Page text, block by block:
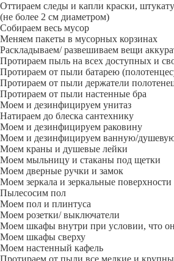
Оттираем следы и капли краски,
(не более 2 см диаметром)
Собираем весь мусор
Меняем пакеты в мусорных корзинах
Раскладываем/ развешиваем вещи
Протираем пыль на всех доступных и
Протираем от пыли батарею
Протираем от пыли держатели
Протираем от пыли настенные бра
Моем и дезинфицируем унитаз
Натираем до блеска сантехнику
Моем и дезинфицируем раковину
Моем и дезинфицируем ванную/
Моем краны и душевые лейки
Моем мыльницу и стаканы под щетки
Моем дверные ручки и замок
Моем зеркала и зеркальные поверхности
Пылесосим пол
Моем пол и плинтуса
Моем розетки/ выключатели
Моем шкафы внутри при условии, что
Моем шкафы сверху
Моем настенный кафель
Протираем от пыли все мелкие и